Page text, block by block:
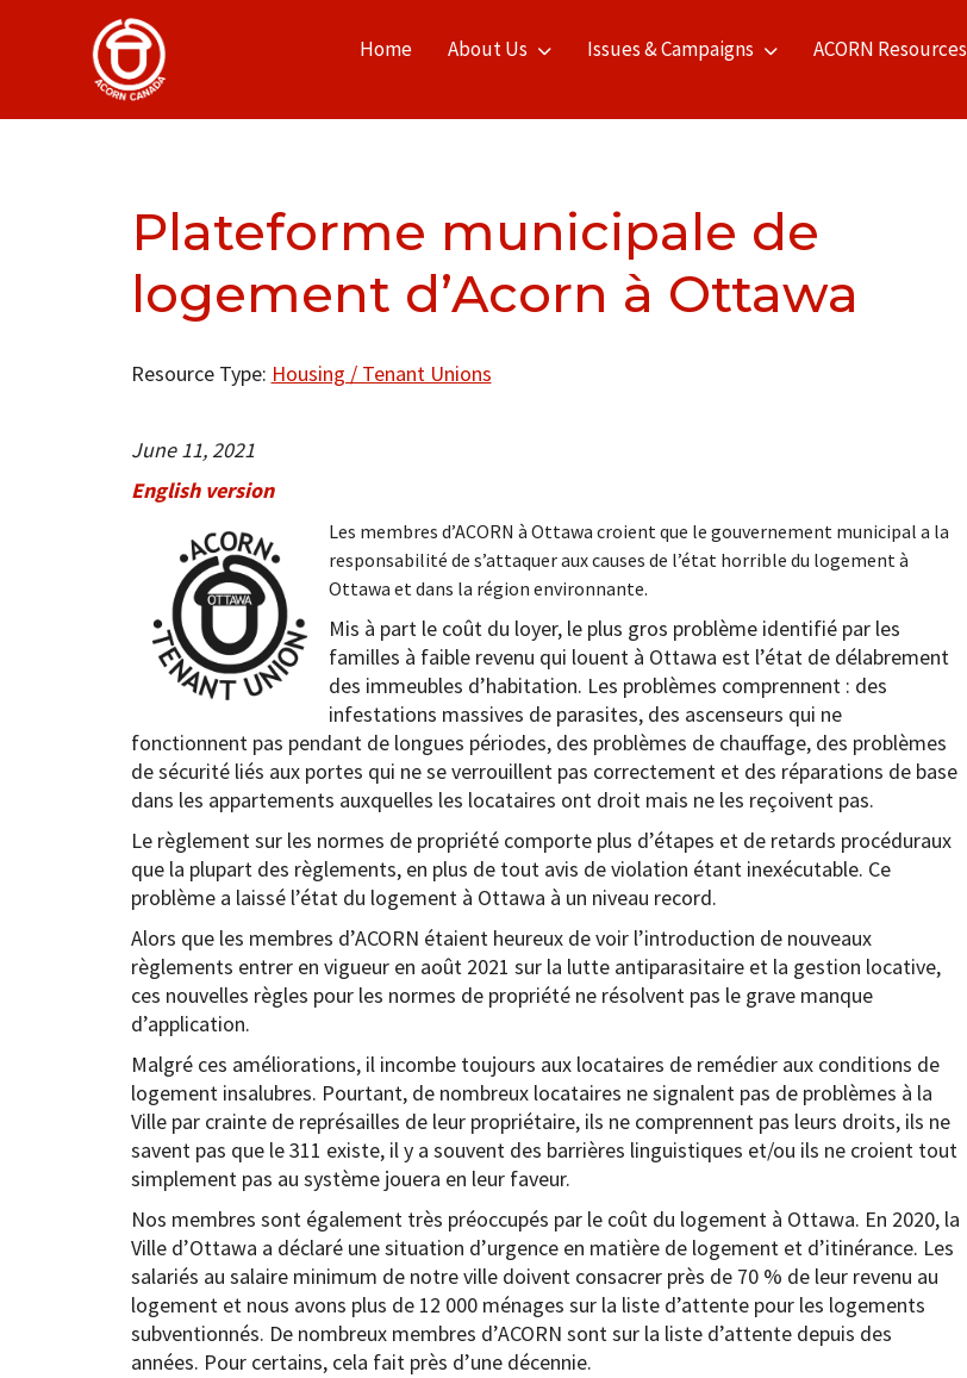
Home About Us Issues & Campaigns ACORN Resources
Plateforme municipale de
logement d’Acorn à Ottawa
Resource Type: Housing / Tenant Unions
June 11, 2021
English version
Les membres d’ACORN à Ottawa croient que le gouvernement municipal a la
responsabilité de s’attaquer aux causes de l’état horrible du logement à
Ottawa et dans la région environnante.
Mis à part le coût du loyer, le plus gros problème identifié par les
familles à faible revenu qui louent à Ottawa est l’état de délabrement
des immeubles d’habitation. Les problèmes comprennent : des
infestations massives de parasites, des ascenseurs qui ne
fonctionnent pas pendant de longues périodes, des problèmes de chauffage, des problèmes
de sécurité liés aux portes qui ne se verrouillent pas correctement et des réparations de base
dans les appartements auxquelles les locataires ont droit mais ne les reçoivent pas.
Le règlement sur les normes de propriété comporte plus d’étapes et de retards procéduraux
que la plupart des règlements, en plus de tout avis de violation étant inexécutable. Ce
problème a laissé l’état du logement à Ottawa à un niveau record.
Alors que les membres d’ACORN étaient heureux de voir l’introduction de nouveaux
règlements entrer en vigueur en août 2021 sur la lutte antiparasitaire et la gestion locative,
ces nouvelles règles pour les normes de propriété ne résolvent pas le grave manque
d’application.
Malgré ces améliorations, il incombe toujours aux locataires de remédier aux conditions de
logement insalubres. Pourtant, de nombreux locataires ne signalent pas de problèmes à la
Ville par crainte de représailles de leur propriétaire, ils ne comprennent pas leurs droits, ils ne
savent pas que le 311 existe, il y a souvent des barrières linguistiques et/ou ils ne croient tout
simplement pas au système jouera en leur faveur.
Nos membres sont également très préoccupés par le coût du logement à Ottawa. En 2020, la
Ville d’Ottawa a déclaré une situation d’urgence en matière de logement et d’itinérance. Les
salariés au salaire minimum de notre ville doivent consacrer près de 70 % de leur revenu au
logement et nous avons plus de 12 000 ménages sur la liste d’attente pour les logements
subventionnés. De nombreux membres d’ACORN sont sur la liste d’attente depuis des
années. Pour certains, cela fait près d’une décennie.